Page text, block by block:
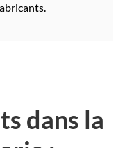
dans la